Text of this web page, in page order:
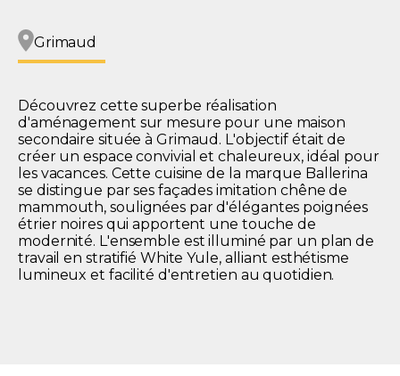
Grimaud
Découvrez cette superbe réalisation
d'aménagement sur mesure pour une maison
secondaire située à Grimaud. L'objectif était de
créer un espace convivial et chaleureux, idéal pour
les vacances. Cette cuisine de la marque Ballerina
se distingue par ses façades imitation chêne de
mammouth, soulignées par d'élégantes poignées
étrier noires qui apportent une touche de
modernité. L'ensemble est illuminé par un plan de
travail en stratifié White Yule, alliant esthétisme
lumineux et facilité d'entretien au quotidien.